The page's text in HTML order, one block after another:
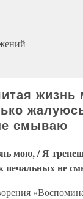
смываю
мою, / Я
печальных не